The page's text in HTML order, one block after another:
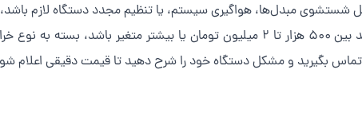
شستشوی مبدل‌ها، هواگیری سیستم، یا تنظیم مجدد دستگاه لازم
به طور معمول، هزینه تعمیر پکیج می‌تواند بین ۵۰۰ هزار تا ۲ میلیون تومان یا
بگیرید و مشکل دستگاه خود را شرح دهید تا قیمت دقیقی اعلام